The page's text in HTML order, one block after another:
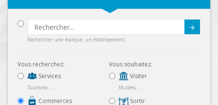
Rechercher une marque, un établissement...
Vous recherchez:
Services
Tourisme, ...
Commerces
Vous souhaitez:
Visiter
Musées, ...
Sortir